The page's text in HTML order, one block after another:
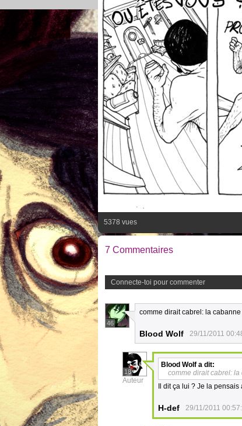
5378 vues
7 Commentaires
Connecte-toi pour commenter
46
comme dirait cabrel: la
Blood Wolf 29/11/2011
18
Auteur
Blood Wolf a dit:
comme dirait cabrel:
Il dit ça lui ? Je la
H-def 29/11/2011